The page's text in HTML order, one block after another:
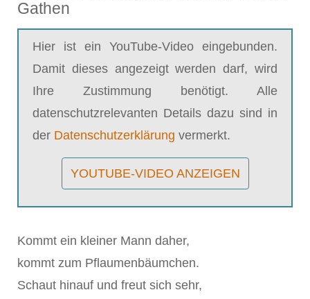
Gathen
Hier ist ein YouTube-Video eingebunden.
Damit dieses angezeigt werden darf, wird
Ihre Zustimmung benötigt. Alle
datenschutzrelevanten Details dazu sind in
der Datenschutzerklärung vermerkt.
YOUTUBE-VIDEO ANZEIGEN
Kommt ein kleiner Mann daher,
kommt zum Pflaumenbäumchen.
Schaut hinauf und freut sich sehr,